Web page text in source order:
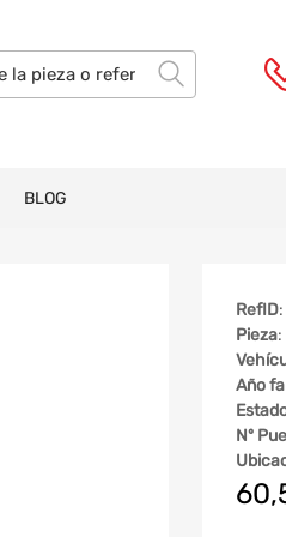
BLOG
RefID
Pieza:
Año
Nº